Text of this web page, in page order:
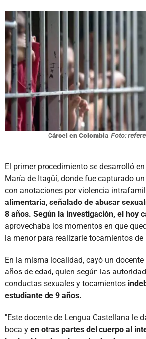
Cárcel en Colombia Foto:
El primer procedimiento se desarrolló
María de Itagüí, donde fue capturado
con anotaciones por violencia
alimentaria, señalado de abusar
8 años. Según la investigación, el hoy
aprovechaba los momentos en que
la menor para realizarle tocamientos de
En la misma localidad, cayó un docente
años de edad, quien según las
conductas sexuales y tocamientos
estudiante de 9 años.
"Este docente de Lengua Castellana le
boca y en otras partes del cuerpo al